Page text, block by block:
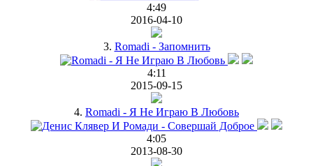
4:49
2016-04-10
3. Romadi - Запомнить
4:11
2015-09-15
4. Romadi - Я Не Играю В Любовь
4:05
2013-08-30